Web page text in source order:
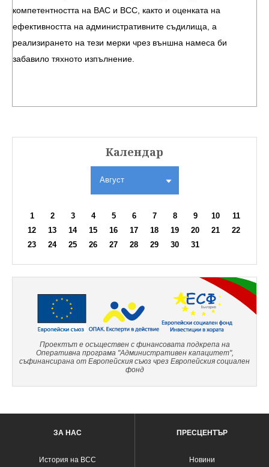
компетентността на ВАС и ВСС, както и оценката на
ефективността на административните съдилища, а
реализирането на тези мерки чрез външна намеса би
забавило тяхното изпълнение.
Календар
Август
1 2 3 4 5 6 7 8 9 10
11
12
13 14 15 16 17 18 19 20 21
22
23
24 25 26 27 28 29 30 31
Проектът е осъществен с финансовата подкрепа на
Оперативна програма "Административен капацитет",
съфинансирана от Европейския съюз чрез Европейския социален
фонд
ЗА НАС
История на ВСС
ПРЕСЦЕНТЪР
Новини